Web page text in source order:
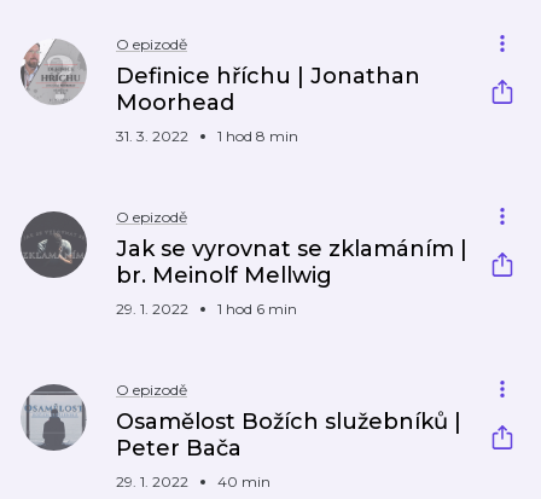
O epizodě
Definice hříchu | Jonathan
Moorhead
31. 3. 2022 1 hod 8 min
O epizodě
Jak se vyrovnat se zklamáním |
br. Meinolf Mellwig
29. 1. 2022 1 hod 6 min
O epizodě
Osamělost Božích služebníků |
Peter Bača
29. 1. 2022 40 min